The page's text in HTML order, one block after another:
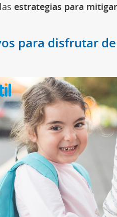
estrategias para
para disfrutar